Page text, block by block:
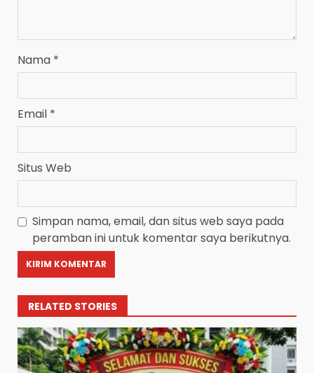
Nama *
Email *
Situs Web
Simpan nama, email, dan situs web saya pada
peramban ini untuk komentar saya berikutnya.
RELATED STORIES